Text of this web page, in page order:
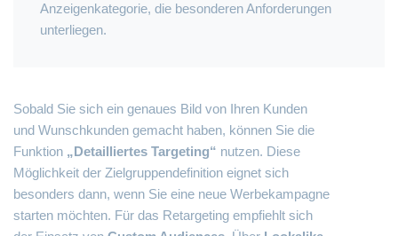
Anzeigenkategorie, die besonderen Anforderungen
unterliegen.
Sobald Sie sich ein genaues Bild von Ihren Kunden
und Wunschkunden gemacht haben, können Sie die
Funktion „Detailliertes Targeting“ nutzen. Diese
Möglichkeit der Zielgruppendefinition eignet sich
besonders dann, wenn Sie eine neue Werbekampagne
starten möchten. Für das Retargeting empfiehlt sich